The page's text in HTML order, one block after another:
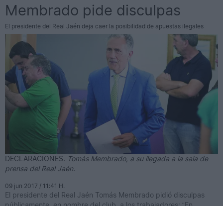
Membrado pide disculpas
El presidente del Real Jaén deja caer la posibilidad de apuestas ilegales
DECLARACIONES. Tomás Membrado, a su llegada a la sala de
prensa del Real Jaén.
09 jun 2017 / 11:41 H.
El presidente del Real Jaén Tomás Membrado pidió disculpas